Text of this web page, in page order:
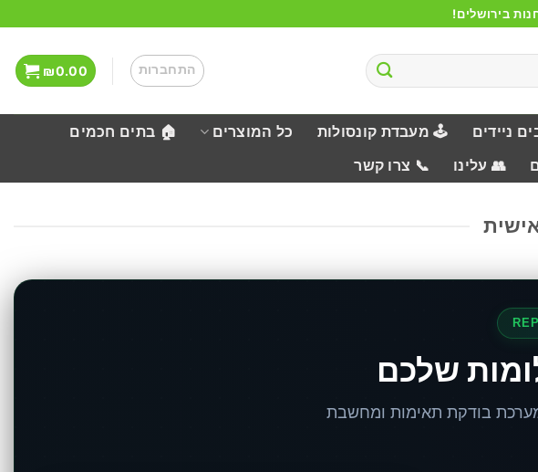
בירושלים!
התחברות ₪0.00
ניידים 🕹️ מעבדת קונסולות כל המוצרים
🏠 בתים חכמים
👥 עלינו 📞 צרו קשר
שלכם
בודקת תאימות ומחשבת